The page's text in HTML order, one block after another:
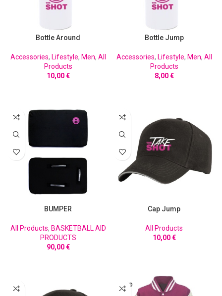
Bottle Around
Accessories, Lifestyle, Men, All
Products
10,00€
Bottle Jump
Accessories, Lifestyle, Men, All
Products
8,00€
BUMPER
All Products, BASKETBALL AID
PRODUCTS
90,00€
Cap Jump
All Products
10,00€
SOLD
OUT